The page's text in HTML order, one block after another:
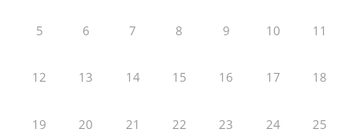
5 6 7 8 9 10 11
12 13 14 15 16 17 18
19 20 21 22 23 24 25